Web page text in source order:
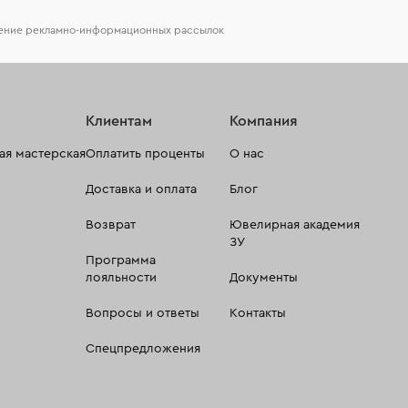
рекламно-информационных рассылок
мастерская
Клиентам
Оплатить проценты
Доставка и оплата
Возврат
Программа
лояльности
Вопросы и ответы
Спецпредложения
Компания
О нас
Блог
Ювелирная академия
ЗУ
Документы
Контакты